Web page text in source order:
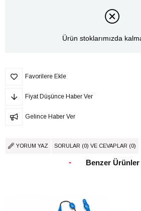
Ürün stoklarımızda
Favorilere Ekle
Fiyat Düşünce Haber Ver
Gelince Haber Ver
YORUM YAZ SORULAR (0) VE CEVAPLAR (0)
Benzer Ürünler